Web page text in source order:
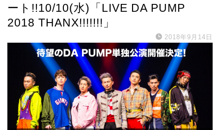
ート!!10/10(水)「LIVE DA PUMP
2018 THANX!!!!!!!」
2018年9月14日